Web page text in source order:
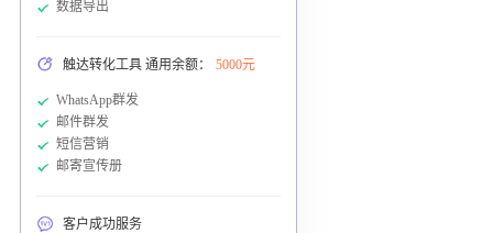
数据导出
触达转化工具 通用余额： 5000元
WhatsApp群发
邮件群发
短信营销
邮寄宣传册
客户成功服务